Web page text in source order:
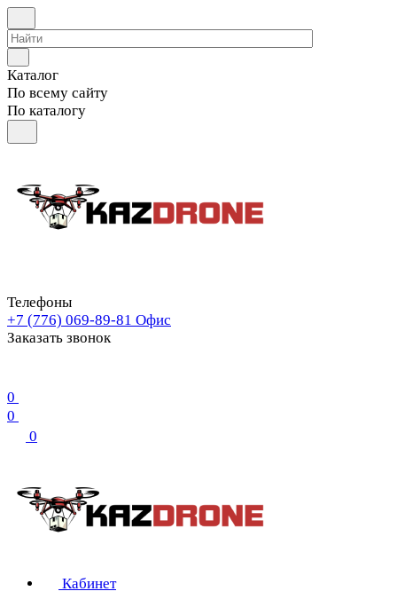
Каталог
По всему сайту
По каталогу
Телефоны
+7 (776) 069-89-81 Офис
Заказать звонок
0
0
0
Кабинет